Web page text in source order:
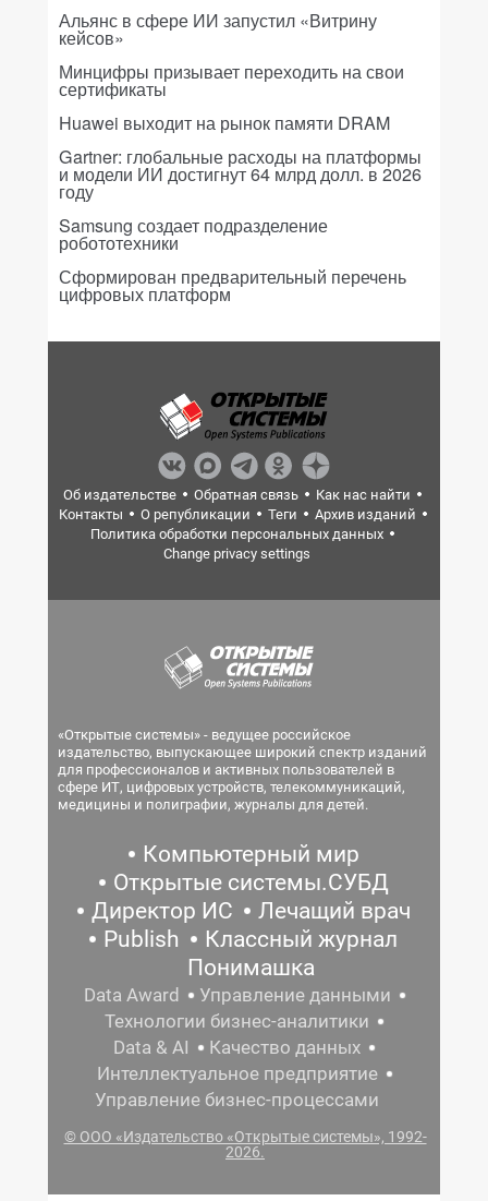
Альянс в сфере ИИ запустил «Витрину
кейсов»
Минцифры призывает переходить на свои
сертификаты
Huawei выходит на рынок памяти DRAM
Gartner: глобальные расходы на платформы
и модели ИИ достигнут 64 млрд долл. в 2026
году
Samsung создает подразделение
робототехники
Сформирован предварительный перечень
цифровых платформ
Об издательстве Обратная связь
Как нас найти
Контакты
О републикации Теги
Архив изданий
Политика обработки персональных данных
Change privacy settings
«Открытые системы» - ведущее российское
издательство, выпускающее широкий спектр изданий
для профессионалов и активных пользователей в
сфере ИТ, цифровых устройств, телекоммуникаций,
медицины и полиграфии, журналы для детей.
Компьютерный мир
Открытые системы.СУБД
Директор ИС
Лечащий врач
Publish
Классный журнал
Понимашка
Data Award
Управление данными
Технологии бизнес-аналитики
Data & AI
Качество данных
Интеллектуальное предприятие
Управление бизнес-процессами
© ООО «Издательство «Открытые системы», 1992-
2026.